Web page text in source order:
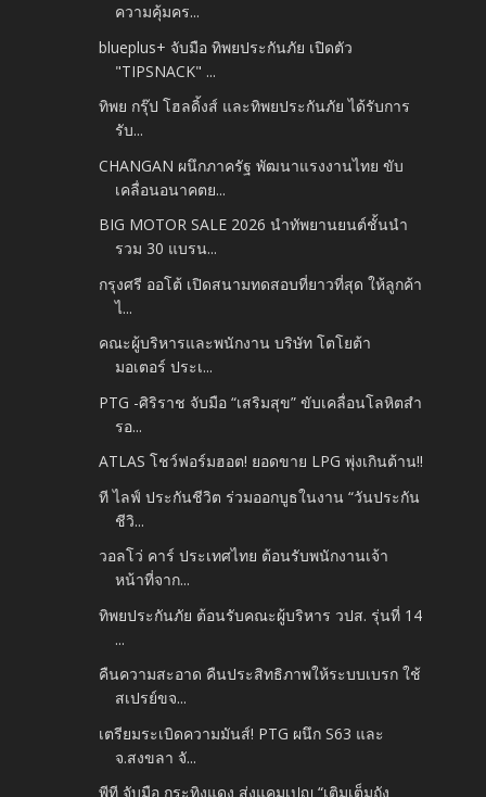
ความคุ้มคร...
blueplus+ จับมือ ทิพยประกันภัย เปิดตัว
"TIPSNACK" ...
ทิพย กรุ๊ป โฮลดิ้งส์ และทิพยประกันภัย ได้รับการ
รับ...
CHANGAN ผนึกภาครัฐ พัฒนาแรงงานไทย ขับ
เคลื่อนอนาคตย...
BIG MOTOR SALE 2026 นำทัพยานยนต์ชั้นนำ
รวม 30 แบรน...
กรุงศรี ออโต้ เปิดสนามทดสอบที่ยาวที่สุด ให้ลูกค้า
ไ...
คณะผู้บริหารและพนักงาน บริษัท โตโยต้า
มอเตอร์ ประเ...
PTG -ศิริราช จับมือ “เสริมสุข” ขับเคลื่อนโลหิตสำ
รอ...
ATLAS โชว์ฟอร์มฮอต! ยอดขาย LPG พุ่งเกินต้าน!!
ที ไลฟ์ ประกันชีวิต ร่วมออกบูธในงาน “วันประกัน
ชีวิ...
วอลโว่ คาร์ ประเทศไทย ต้อนรับพนักงานเจ้า
หน้าที่จาก...
ทิพยประกันภัย ต้อนรับคณะผู้บริหาร วปส. รุ่นที่ 14
...
คืนความสะอาด คืนประสิทธิภาพให้ระบบเบรก ใช้
สเปรย์ขจ...
เตรียมระเบิดความมันส์! PTG ผนึก S63 และ
จ.สงขลา จั...
พีที จับมือ กระทิงแดง ส่งแคมเปญ “เติมเต็มถัง